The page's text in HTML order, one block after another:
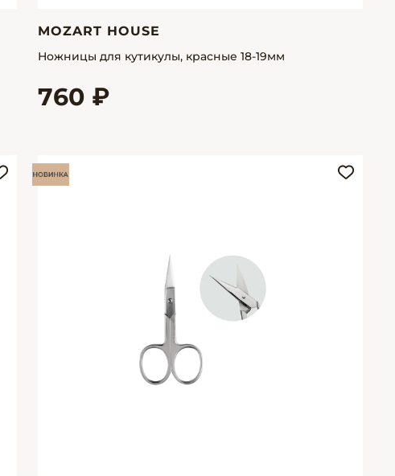
MOZART HOUSE
Ножницы для кутикулы, красные 18-19мм
760 ₽